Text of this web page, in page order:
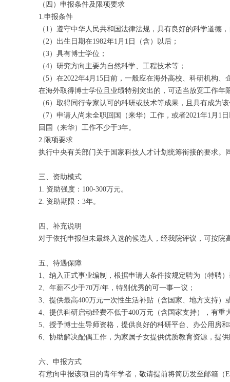
（四）申报条件及限项要求
1.申报条件
（1）遵守中华人民共和国法律法规，具有良好的科学道德
（2）出生日期在1982年1月1日（含）以后；
（3）具有博士学位；
（4）研究方向主要为自然科学、工程技术等；
（5）在2022年4月15日前，一般应在海外高校、科研机构
在海外取得博士学位且业绩特别突出的，可适当放宽工作年
（6）取得同行专家认可的科研或技术等成果，且具有成为
（7）申请人尚未全职回国（来华）工作，或者2021年1月
回国（来华）工作不少于3年。
2.限项要求
执行中央有关部门关于国家科技人才计划统筹衔接的要求
三、资助模式
1. 资助强度：100-300万元。
2. 资助期限：3年。
四、补充说明
对于依托申报但未最终入选的候选人，经我院评议，可按院
五、待遇保障
1、纳入正式事业编制，根据申请人条件按规定聘为（特聘
2、年薪不少于70万/年，特别优秀的可一事一议；
3、提供最高400万元一次性生活补贴（含国家、地方支持）
4、提供科研启动经费不低于400万元（含国家支持），有重
5、授予博士生导师资格，提供良好的科研平台、办公用房
6、协助解决配偶工作，为家属子女提供优质教育资源，提
六、申报方式
有意向申报该项目的青年学者，敬请提前将简历发至邮箱（